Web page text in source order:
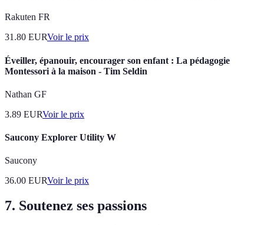
Rakuten FR
31.80 EURVoir le prix
Éveiller, épanouir, encourager son enfant : La pédagogie
Montessori à la maison - Tim Seldin
Nathan GF
3.89 EURVoir le prix
Saucony Explorer Utility W
Saucony
36.00 EURVoir le prix
7. Soutenez ses passions